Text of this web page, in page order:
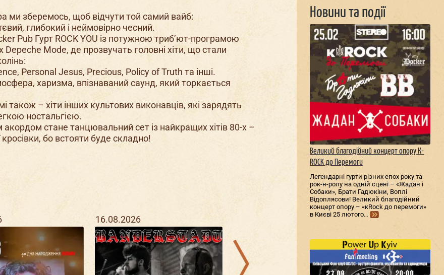
ми зберемось, щоб відчути той самий вайб:
глибокий і неймовірно чесний.
Pub Гурт ROCK YOU із потужною триб’ют-програмою
Depeche Mode, де прозвучать головні хіти, що стали
Personal Jesus, Precious, Policy of Truth та інші.
харизма, впізнаваний саунд, який торкається
також – хіти інших культових виконавців, які зарядять
ностальгією.
стане танцювальний сет із найкращих хітів 80-х –
кросівки, бо встояти буде складно!
16.08.2026 30.08.2026
Новини та події
Великий благодійний концерт опору К-
ROCK до Перемоги
Легендарні гурти різних епох року та
рок-н-ролу на одній сцені – «Жадан і
Собаки», Брати Гадюкіни, Воплі
Відоплясови! Великий благодійний
концерт опору – «кRock до перемоги»
в Києві 25 лютого…